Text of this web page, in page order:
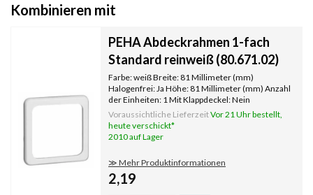
Kombinieren mit
PEHA Abdeckrahmen 1-fach
Standard reinweiß (80.671.02)
Farbe: weiß Breite: 81 Millimeter (mm)
Halogenfrei: Ja Höhe: 81 Millimeter (mm) Anzahl
der Einheiten: 1 Mit Klappdeckel: Nein
Oberflächenschutz: unbehandelt
Textfeld/Beschriftungsfläche: Nein
Werkstoffgüte: Duroplast Werkstoff: Kunststoff
Voraussichtliche LieferzeitVor 21 Uhr bestellt,
heute verschickt*
2010 auf Lager
≫ Mehr Produktinformationen
2,19